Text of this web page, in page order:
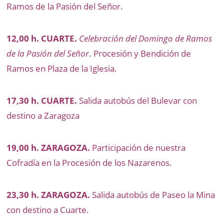
Ramos de la Pasión del Señor.
12,00 h. CUARTE. Celebración del Domingo de Ramos
de la Pasión del Señor. Procesión y Bendición de
Ramos en Plaza de la Iglesia.
17,30 h. CUARTE. Salida autobús del Bulevar con
destino a Zaragoza
19,00 h. ZARAGOZA. Participación de nuestra
Cofradía en la Procesión de los Nazarenos.
23,30 h. ZARAGOZA. Salida autobús de Paseo la Mina
con destino a Cuarte.